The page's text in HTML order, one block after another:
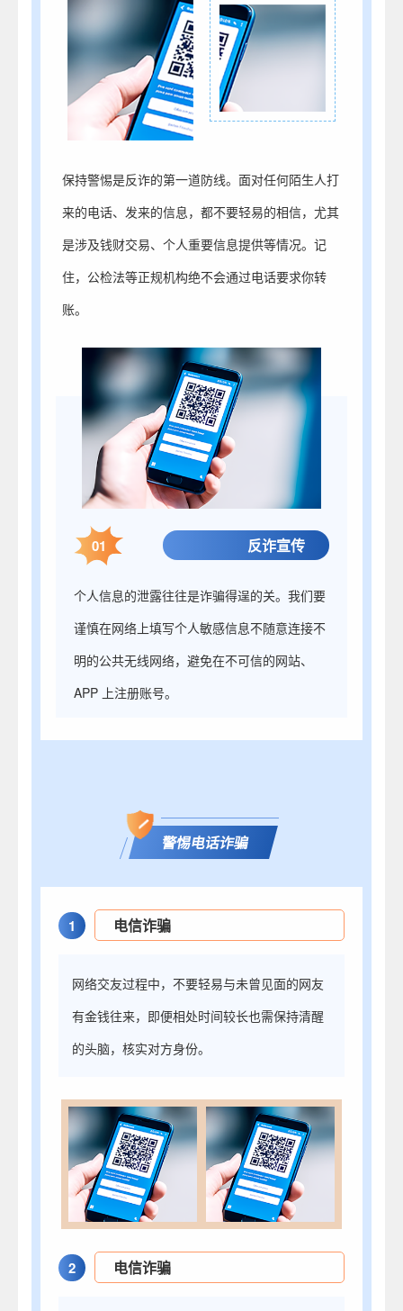
保持警惕是反诈的第一道防线。面对任何陌生人打
来的电话、发来的信息，都不要轻易的相信，尤其
是涉及钱财交易、个人重要信息提供等情况。记
住，公检法等正规机构绝不会通过电话要求你转
账。
01 反诈宣传
个人信息的泄露往往是诈骗得逞的关。我们要
谨慎在网络上填写个人敏感信息不随意连接不
明的公共无线网络，避免在不可信的网站、
APP 上注册账号。
警惕电话诈骗
1 电信诈骗
网络交友过程中，不要轻易与未曾见面的网友
有金钱往来，即便相处时间较长也需保持清醒
的头脑，核实对方身份。
2 电信诈骗